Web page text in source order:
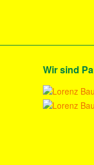
Wir sind